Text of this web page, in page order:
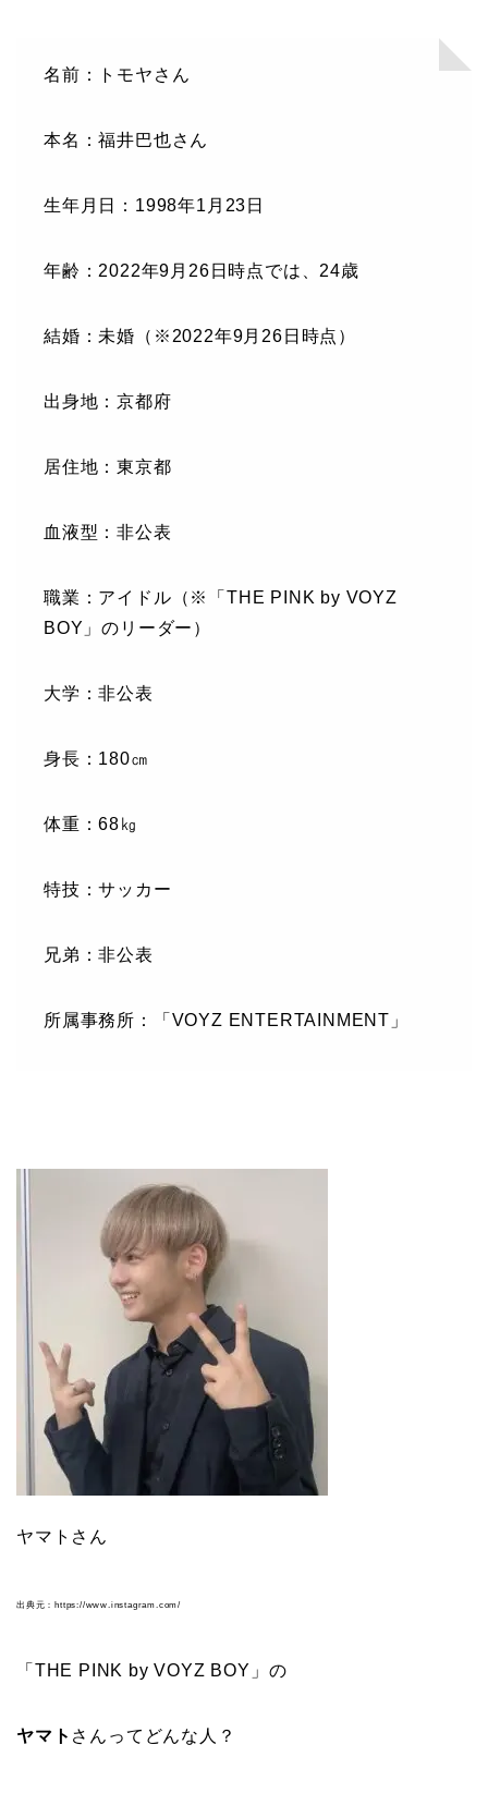
名前：トモヤさん
本名：福井巴也さん
生年月日：1998年1月23日
年齢：2022年9月26日時点では、24歳
結婚：未婚（※2022年9月26日時点）
出身地：京都府
居住地：東京都
血液型：非公表
職業：アイドル（※「THE PINK by VOYZ
BOY」のリーダー）
大学：非公表
身長：180㎝
体重：68㎏
特技：サッカー
兄弟：非公表
所属事務所：「VOYZ ENTERTAINMENT」
ヤマトさん
出典元：https://www.instagram.com/
「THE PINK by VOYZ BOY」の
ヤマト さんってどんな人？